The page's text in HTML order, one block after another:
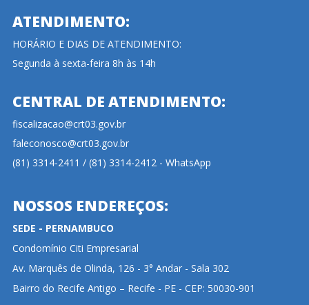
ATENDIMENTO:
HORÁRIO E DIAS DE ATENDIMENTO:
Segunda à sexta-feira 8h às 14h
CENTRAL DE ATENDIMENTO:
fiscalizacao@crt03.gov.br
faleconosco@crt03.gov.br
(81) 3314-2411 / (81) 3314-2412 - WhatsApp
NOSSOS ENDEREÇOS:
SEDE - PERNAMBUCO
Condomínio Citi Empresarial
Av. Marquês de Olinda, 126 - 3° Andar - Sala 302
Bairro do Recife Antigo – Recife - PE - CEP: 50030-901